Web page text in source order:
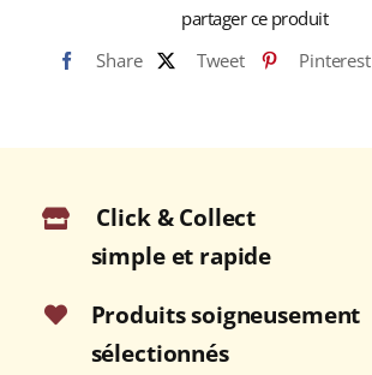
Terrasses
A.O.C.
Blanc
2023
Bouteille
75cl
partager ce produit
Share
Tweet Pinterest
Click & Collect
simple et rapide
Produits soigneusement
sélectionnés